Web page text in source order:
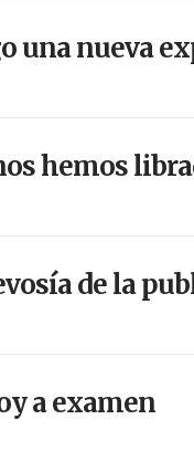
una nueva
hemos
de la
a examen